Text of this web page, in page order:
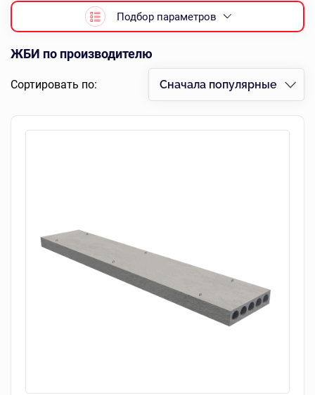
Подбор параметров
ЖБИ по производителю
Сортировать по: Сначала популярные